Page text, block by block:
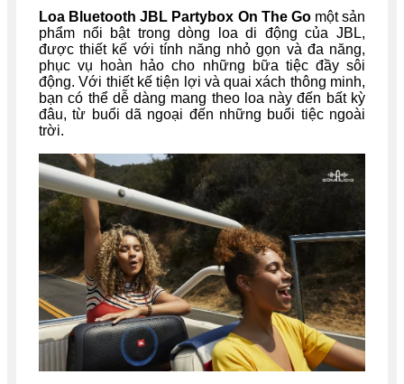
Loa Bluetooth JBL Partybox On The Gomột sản
phẩm nổi bật trong dòng loa di động của JBL,
được thiết kế với tính năng nhỏ gọn và đa năng,
phục vụ hoàn hảo cho những bữa tiệc đầy sôi
động. Với thiết kế tiện lợi và quai xách thông minh,
bạn có thể dễ dàng mang theo loa này đến bất kỳ
đâu, từ buổi dã ngoại đến những buổi tiệc ngoài
trời.